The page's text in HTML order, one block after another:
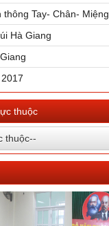
thông Tay- Chân- Miệng
Hà Giang
thuộc
thuộc--